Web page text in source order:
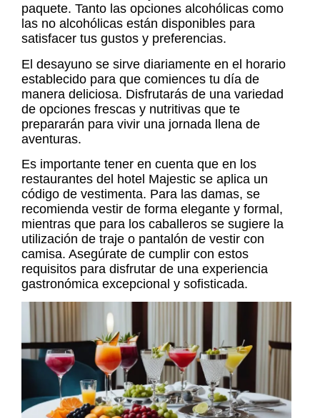
paquete. Tanto las opciones alcohólicas como
las no alcohólicas están disponibles para
satisfacer tus gustos y preferencias.
El desayuno se sirve diariamente en el horario
establecido para que comiences tu día de
manera deliciosa. Disfrutarás de una variedad
de opciones frescas y nutritivas que te
prepararán para vivir una jornada llena de
aventuras.
Es importante tener en cuenta que en los
restaurantes del hotel Majestic se aplica un
código de vestimenta. Para las damas, se
recomienda vestir de forma elegante y formal,
mientras que para los caballeros se sugiere la
utilización de traje o pantalón de vestir con
camisa. Asegúrate de cumplir con estos
requisitos para disfrutar de una experiencia
gastronómica excepcional y sofisticada.